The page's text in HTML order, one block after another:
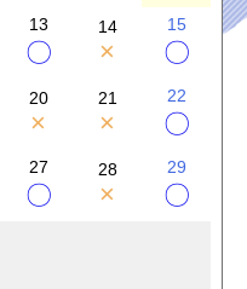
13
〇
14
×
15
〇
20
×
21
×
22
〇
27
〇
28
×
29
〇